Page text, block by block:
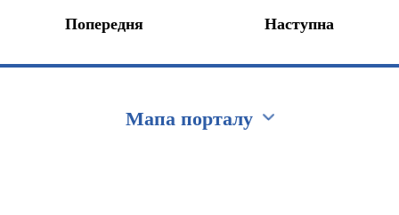
Попередня Наступна
Мапа порталу